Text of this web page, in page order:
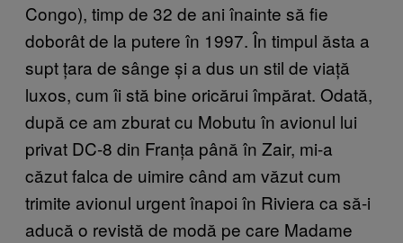
Congo), timp de 32 de ani înainte să fie
doborât de la putere în 1997. În timpul ăsta a
supt țara de sânge și a dus un stil de viață
luxos, cum îi stă bine oricărui împărat. Odată,
după ce am zburat cu Mobutu în avionul lui
privat DC-8 din Franța până în Zair, mi-a
căzut falca de uimire când am văzut cum
trimite avionul urgent înapoi în Riviera ca să-i
aducă o revistă de modă pe care Madame